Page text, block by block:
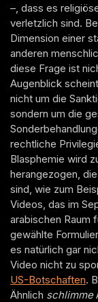
–, dass es
verletzlich sind.
Dimension einer
anderen
diese Frage ist
Augenblick
nicht um die
sondern um die
rechtliche
Blasphemie wird
herangezogen,
sind, wie zum
Videos, das im
arabischen Raum
gewählte
es natürlich gar
Video nicht zu
US-Botschaften.
Ähnlich schlimme